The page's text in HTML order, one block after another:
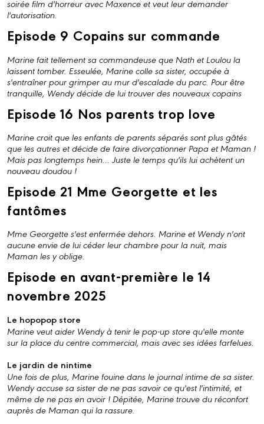
soirée film d'horreur avec Maxence et veut leur demander
l'autorisation.
Episode 9 Copains sur commande
Marine fait tellement sa commandeuse que Nath et Loulou la
laissent tomber. Esseulée, Marine colle sa sister, occupée à
s'entraîner pour grimper au mur d'escalade du parc. Pour être
tranquille, Wendy décide de lui trouver des nouveaux copains
Episode 16 Nos parents trop love
Marine croit que les enfants de parents séparés sont plus gâtés
que les autres et décide de faire divorçationner Papa et Maman !
Mais pas longtemps hein… Juste le temps qu'ils lui achètent un
nouveau doudou !
Episode 21 Mme Georgette et les
fantômes
Mme Georgette s'est enfermée dehors. Marine et Wendy n'ont
aucune envie de lui céder leur chambre pour la nuit, mais
Maman les y oblige.
Episode en avant-première le 14
novembre 2025
Le hopopop store
Marine veut aider Wendy à tenir le pop-up store qu'elle monte
sur la place du centre commercial, mais avec ses idées farfelues.
Le jardin de nintime
Une fois de plus, Marine fouine dans le journal intime de sa sister.
Wendy accuse sa sister de ne pas savoir ce qu'est l'intimité, et
même de ne pas en avoir ! Dépitée, Marine trouve du réconfort
auprès de Maman qui la rassure.